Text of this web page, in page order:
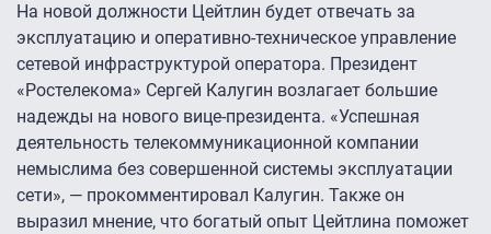
На новой должности Цейтлин будет отвечать за
эксплуатацию и оперативно-техническое управление
сетевой инфраструктурой оператора. Президент
«Ростелекома» Сергей Калугин возлагает большие
надежды на нового вице-президента. «Успешная
деятельность телекоммуникационной компании
немыслима без совершенной системы эксплуатации
сети», — прокомментировал Калугин. Также он
выразил мнение, что богатый опыт Цейтлина поможет